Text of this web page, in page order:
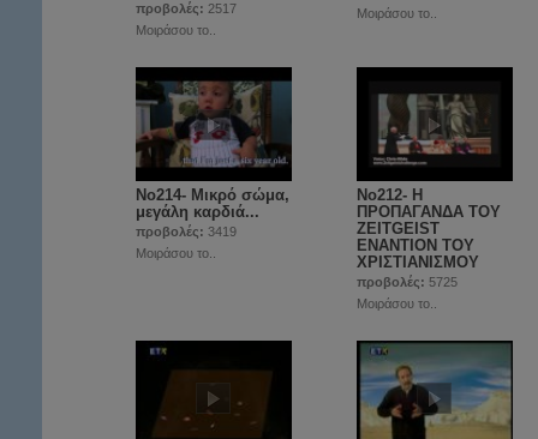
προβολές: 2517
Μοιράσου το..
Μοιράσου το..
No214- Μικρό σώμα,
μεγάλη καρδιά...
προβολές: 3419
Μοιράσου το..
Νο212- Η
ΠΡΟΠΑΓΑΝΔΑ ΤΟΥ
ZEITGEIST
ΕΝΑΝΤΙΟΝ ΤΟΥ
ΧΡΙΣΤΙΑΝΙΣΜΟΥ
προβολές: 5725
Μοιράσου το..